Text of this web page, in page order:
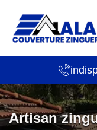
Artisan